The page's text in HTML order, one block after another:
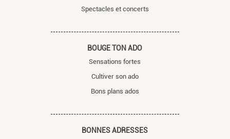
Spectacles et concerts
BOUGE TON ADO
Sensations fortes
Cultiver son ado
Bons plans ados
BONNES ADRESSES